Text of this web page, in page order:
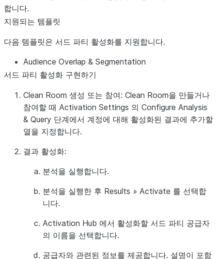
합니다.
지원되는 템플릿
다음 템플릿은 서드 파티 활성화를 지원합니다.
Audience Overlap & Segmentation
서드 파티 활성화 구현하기
Clean Room 생성 또는 참여: Clean Room을 만들거나
참여할 때 Activation Settings 의 Configure Analysis
& Query 단계에서 계정에 대해 활성화된 결과에 추가할
열을 지정합니다.
결과 활성화:
분석을 실행합니다.
분석을 실행한 후 Results » Activate 를 선택합
니다.
Activation Hub 에서 활성화할 서드 파티 공급자
의 이름을 선택합니다.
공급자와 관련된 정보를 제공합니다. 설명이 포함